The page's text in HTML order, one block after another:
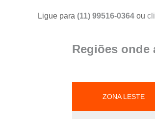
Ligue para (11) 99516-0364ou
Regiões onde
ZONA LESTE